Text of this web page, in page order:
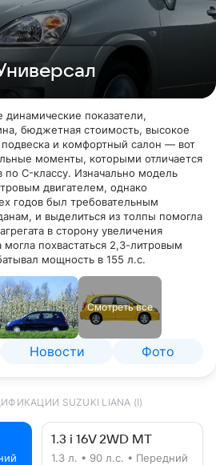
показатели,
бюджетная стоимость, высокое
подвеска и комфортный салон — вот
моменты, которыми отличается
по C-классу. Изначально модель
двигателем, однако
годов был требовательным
и выделиться из толпы помогла
в сторону увеличения
похвастаться 2,3-литровым
мощность в 155 л.с.
Смотреть все
Новости Фото
SUZUKI LIANA (I)
1.3 i 16V 2WD MT
1.3 л. • 90 л.с. • Передний